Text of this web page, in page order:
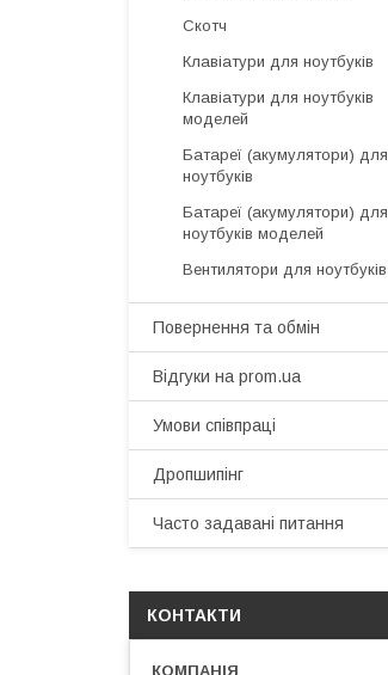
Скотч
Клавіатури для ноутбуків
Клавіатури для ноутбуків
моделей
Батареї (акумулятори) для
ноутбуків
Батареї (акумулятори) для
ноутбуків моделей
Вентилятори для ноутбуків
Повернення та обмін
Відгуки на prom.ua
Умови співпраці
Дропшипінг
Часто задавані питання
КОНТАКТИ